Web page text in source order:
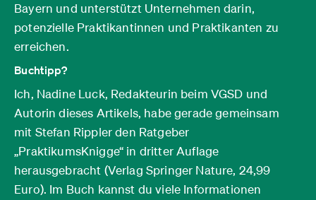
Bayern und unterstützt Unternehmen darin,
potenzielle Praktikantinnen und Praktikanten zu
erreichen.
Buchtipp?
Ich, Nadine Luck, Redakteurin beim VGSD und
Autorin dieses Artikels, habe gerade gemeinsam
mit Stefan Rippler den Ratgeber
„PraktikumsKnigge“ in dritter Auflage
herausgebracht (Verlag Springer Nature, 24,99
Euro). Im Buch kannst du viele Informationen